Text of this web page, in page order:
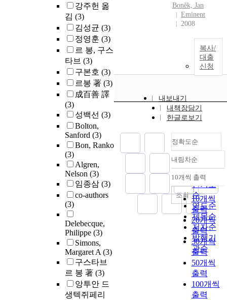
강주헌 옮
김 (3)
김성균 (3)
정영훈 (3)
르 봉, 구스
타브 (3)
구본호 (3)
르봉 著 (3)
成百善 譯
(3)
성백선 (3)
Bolton,
Sanford (3)
Bon, Ranko
(3)
Algren,
Nelson (3)
임종삼 (3)
co-authors
(3)
Delebecque,
Philippe (3)
Simons,
Margaret A(3)
구스타브
르 봉 著 (3)
앙투안 드
생텍쥐페리
Boněk, Jan
Eminent
2008
복사/
대출
신청
내보내기
내책장담기
한글로보기
정확도순
정확도
순
인기도
순
연도순
제목순
저자순
발행기
관순
내림차순
내림차순
10개씩 출력
10개씩
출력
20개씩
출력
30개씩
출력
50개씩
출력
100개씩
출력
조회